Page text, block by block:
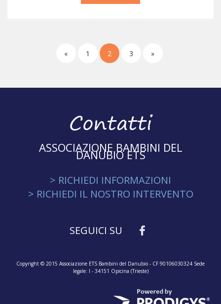
« 1 2 3 »
Contatti
ASSOCIAZIONE BAMBINI DEL
DANUBIO ETS
> RICHIEDI INFORMAZIONI
> RICHIEDI IL NOSTRO INTERVENTO
SEGUICI SU
Copyright © 2015 Associazione ETS Bambini del Danubio - CF 90106030324 Sede
legale: I - 34151 Opicina (Trieste)